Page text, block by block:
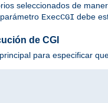
seleccionados de
ExecCGI debe
de CGI
para especificar